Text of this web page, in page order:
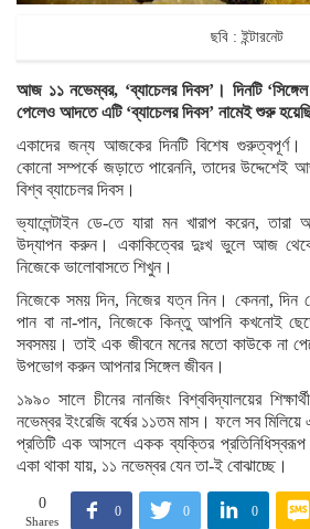
ছবি : ইন্টারনেট
আজ ১১ নভেম্বর, ‘ব্যাচেলর দিবস’। দিনটি
পেলেও আদতে এটি ‘ব্যাচেলর দিবস’ নামেই শুরু
একাদের জন্য আজকের দিনটি বিশেষ গুরুত্বপূর্ণ।
কোনো সম্পর্কে জড়াতে পারেননি, তাদের উদ্দেশেই
বিশ্ব ব্যাচেলর দিবস।
ভ্যালেন্টাইন ডে-তে যারা মন খারাপ করেন,
উদ্‌যাপন করুন। একাকিত্বের দুঃখ ভুলে আজ
নিজেকে ভালোবাসতে শিখুন।
নিজেকে সময় দিন, নিজের যত্ন নিন। কেননা, দিন
পান বা না-পান, নিজেকে কিন্তু আপনি কখনোই
সবসময়। তাই এক জীবনে মনের মতো কাউকে না
উপভোগ করুন আপনার সিঙ্গেল জীবন।
১৯৯০ সালে চীনের নানজিং বিশ্ববিদ্যালয়ের
নভেম্বর ইংরেজি বর্ষের ১১তম মাস। ফলে সব
প্রতিটি এক আসলে একক ব্যক্তির
একা থাকা যায়, ১১ নভেম্বর যেন তা-ই বোঝাচ্ছে।
0
Shares
0 0 0